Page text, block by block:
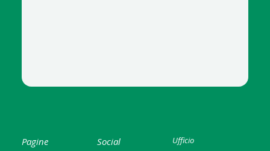
Pagine Social Ufficio